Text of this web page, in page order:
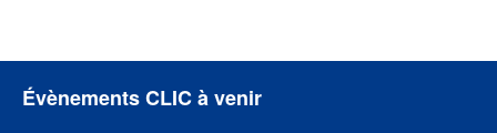
Évènements CLIC à venir